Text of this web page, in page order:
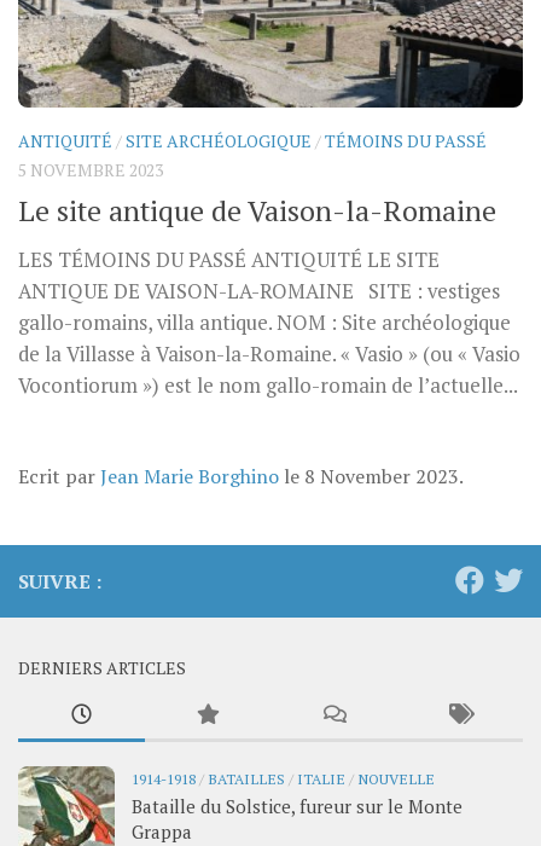
ANTIQUITÉ /SITE ARCHÉOLOGIQUE /TÉMOINS DU PASSÉ
5 NOVEMBRE 2023
Le site antique de Vaison-la-Romaine
LES TÉMOINS DU PASSÉ ANTIQUITÉ LE SITE
ANTIQUE DE VAISON-LA-ROMAINE SITE : vestiges
gallo-romains, villa antique. NOM : Site archéologique
de la Villasse à Vaison-la-Romaine. « Vasio » (ou « Vasio
Vocontiorum ») est le nom gallo-romain de l’actuelle...
Ecrit parJean Marie Borghino le 8 November 2023.
SUIVRE :
DERNIERS ARTICLES
1914-1918/ BATAILLES / ITALIE / NOUVELLE
Bataille du Solstice, fureur sur le Monte
Grappa